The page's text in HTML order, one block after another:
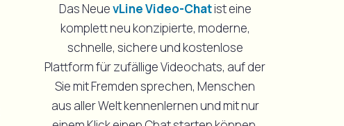
Das NeuevLine Video-Chatist eine
komplett neu konzipierte, moderne,
schnelle, sichere und kostenlose
Plattform für zufällige Videochats, auf der
Sie mit Fremden sprechen, Menschen
aus aller Welt kennenlernen und mit nur